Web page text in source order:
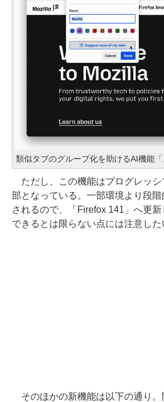
類似タブのグループ化を助けるAI機能「
ただし、この機能はプログレッシ
部となっている。一部環境より段
されるので、「Firefox 141」へ更
できるとは限らない点には注意した
そのほかの新機能は以下の通り。